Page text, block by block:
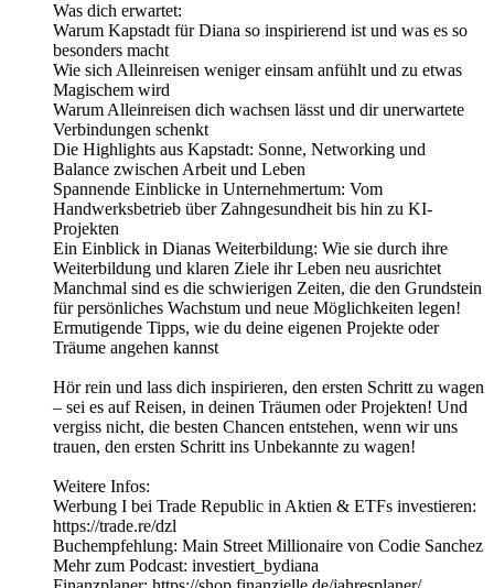
Was dich erwartet:
Warum Kapstadt für Diana so inspirierend ist und was es so
besonders macht
Wie sich Alleinreisen weniger einsam anfühlt und zu etwas
Magischem wird
Warum Alleinreisen dich wachsen lässt und dir unerwartete
Verbindungen schenkt
Die Highlights aus Kapstadt: Sonne, Networking und
Balance zwischen Arbeit und Leben
Spannende Einblicke in Unternehmertum: Vom
Handwerksbetrieb über Zahngesundheit bis hin zu KI-
Projekten
Ein Einblick in Dianas Weiterbildung: Wie sie durch ihre
Weiterbildung und klaren Ziele ihr Leben neu ausrichtet
Manchmal sind es die schwierigen Zeiten, die den Grundstein
für persönliches Wachstum und neue Möglichkeiten legen!
Ermutigende Tipps, wie du deine eigenen Projekte oder
Träume angehen kannst
Hör rein und lass dich inspirieren, den ersten Schritt zu wagen
– sei es auf Reisen, in deinen Träumen oder Projekten! Und
vergiss nicht, die besten Chancen entstehen, wenn wir uns
trauen, den ersten Schritt ins Unbekannte zu wagen!
Weitere Infos:
Werbung I bei Trade Republic in Aktien & ETFs investieren:
https://trade.re/dzl
Buchempfehlung: Main Street Millionaire von Codie Sanchez
Mehr zum Podcast: investiert_bydiana